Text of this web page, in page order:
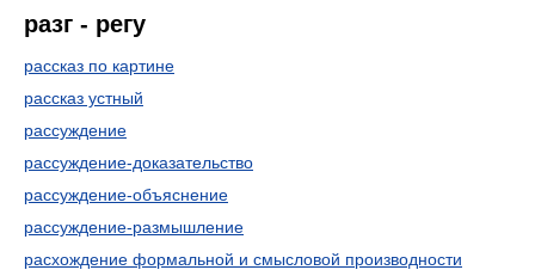
разг - регу
рассказ по картине
рассказ устный
рассуждение
рассуждение-доказательство
рассуждение-объяснение
рассуждение-размышление
расхождение формальной и смысловой производности